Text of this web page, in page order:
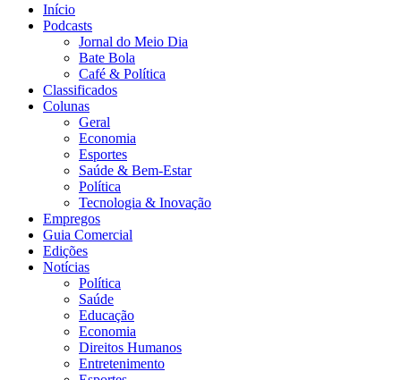
Início
Podcasts
Jornal do Meio Dia
Bate Bola
Café & Política
Classificados
Colunas
Geral
Economia
Esportes
Saúde & Bem-Estar
Política
Tecnologia & Inovação
Empregos
Guia Comercial
Edições
Notícias
Política
Saúde
Educação
Economia
Direitos Humanos
Entretenimento